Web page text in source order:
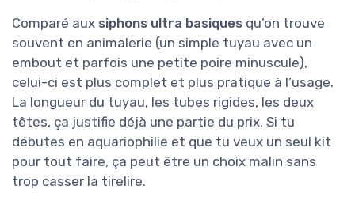
Comparé aux siphons ultra basiques qu’on trouve
souvent en animalerie (un simple tuyau avec un
embout et parfois une petite poire minuscule),
celui-ci est plus complet et plus pratique à l’usage.
La longueur du tuyau, les tubes rigides, les deux
têtes, ça justifie déjà une partie du prix. Si tu
débutes en aquariophilie et que tu veux un seul kit
pour tout faire, ça peut être un choix malin sans
trop casser la tirelire.